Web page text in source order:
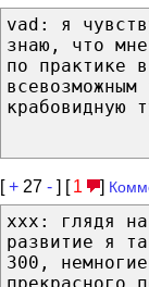
vad: я
знаю, что
по практике
крабовидную
[+ 27 - ] [ 1 ]
xxx: глядя
развитие я
300,
прекрасного